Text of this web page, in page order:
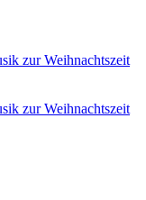
zur Weihnachtszeit
zur Weihnachtszeit